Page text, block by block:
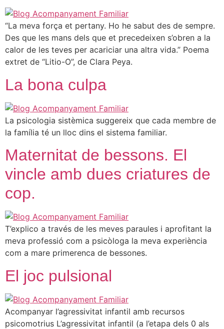
“La meva força et pertany. Ho he sabut des de sempre.
Des que les mans dels que et precedeixen s’obren a la
calor de les teves per acariciar una altra vida.” Poema
extret de “Litio-O”, de Clara Peya.
La bona culpa
La psicologia sistèmica suggereix que cada membre de
la família té un lloc dins el sistema familiar.
Maternitat de bessons. El
vincle amb dues criatures de
cop.
T’explico a través de les meves paraules i aprofitant la
meva professió com a psicòloga la meva experiència
com a mare primerenca de bessones.
El joc pulsional
Acompanyar l’agressivitat infantil amb recursos
psicomotrius L’agressivitat infantil (a l’etapa dels 0 als